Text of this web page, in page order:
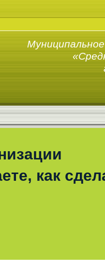
как